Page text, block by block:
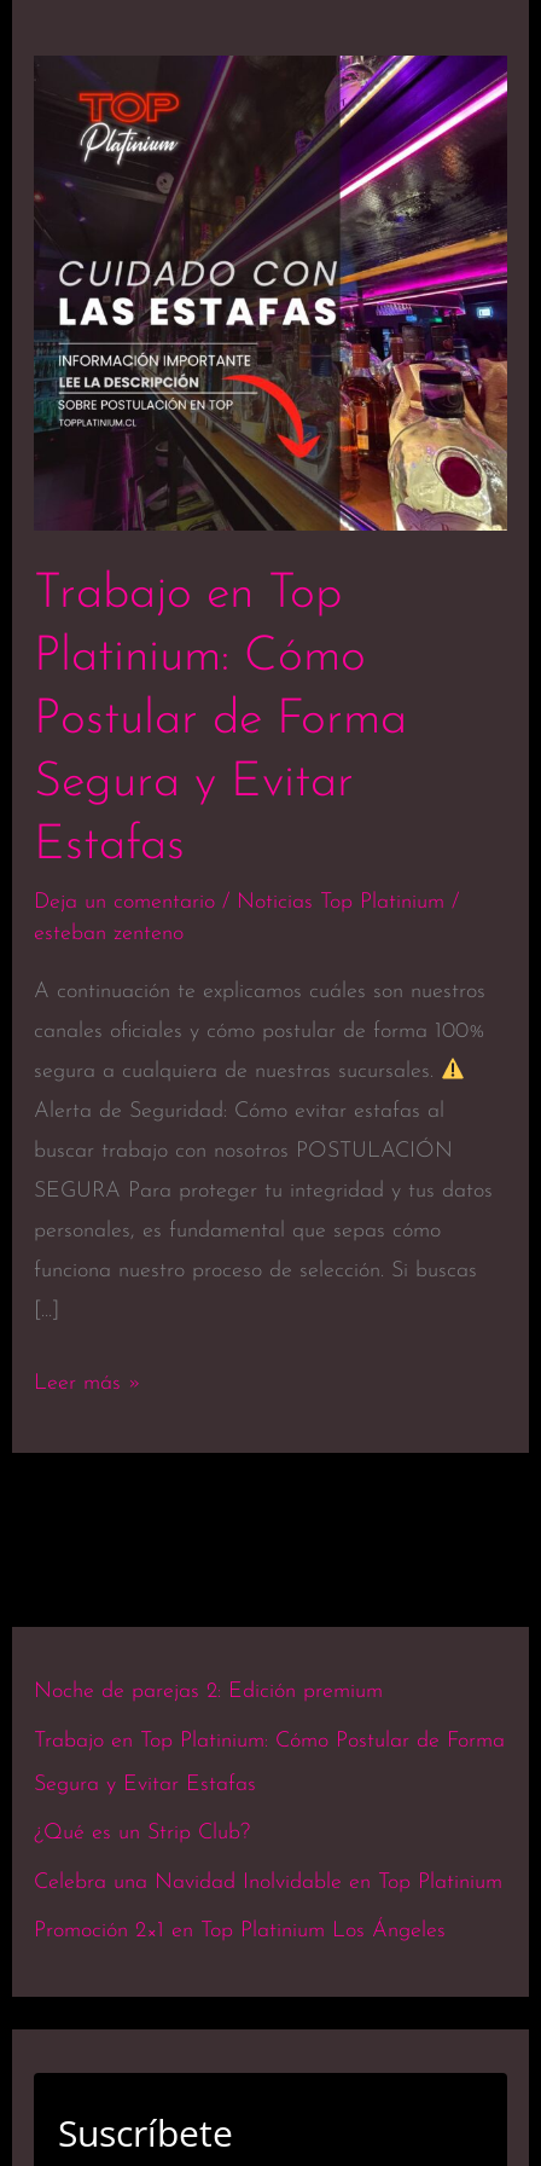
Noche de parejas 2: Edición premium
Trabajo en Top Platinium: Cómo Postular de Forma
Segura y Evitar Estafas
¿Qué es un Strip Club?
Celebra una Navidad Inolvidable en Top Platinium
Promoción 2×1 en Top Platinium Los Ángeles
Suscríbete
Trabajo en Top
Platinium: Cómo
Postular de Forma
Segura y Evitar
Estafas
Deja un comentario / Noticias Top Platinium /
esteban zenteno
A continuación te explicamos cuáles son nuestros
canales oficiales y cómo postular de forma 100%
segura a cualquiera de nuestras sucursales.
Alerta de Seguridad: Cómo evitar estafas al
buscar trabajo con nosotros POSTULACIÓN
SEGURA Para proteger tu integridad y tus datos
personales, es fundamental que sepas cómo
funciona nuestro proceso de selección. Si buscas
[…]
Trabajo
Platinium:
Cómo
Postular
Forma
Segura
y
Evitar
Leer más »